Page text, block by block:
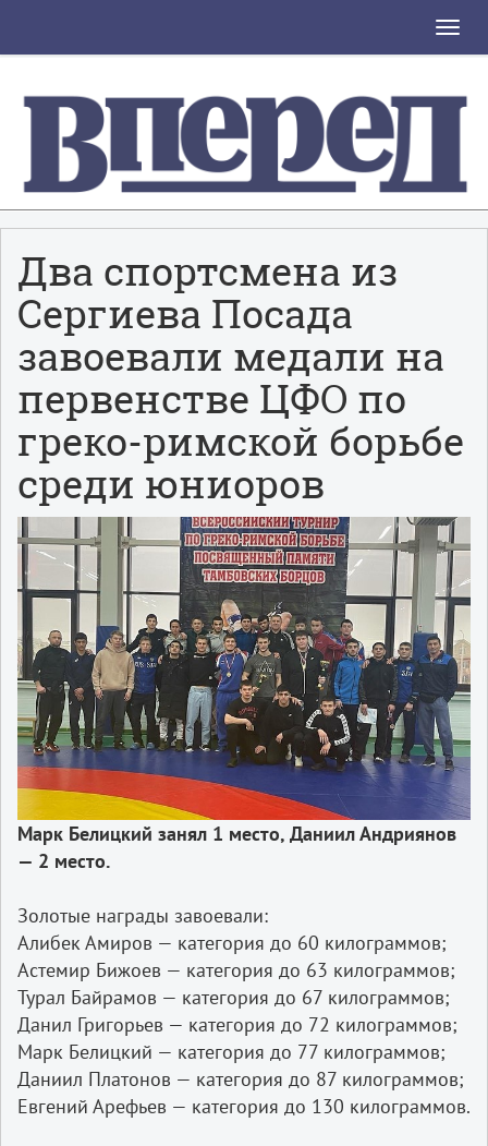
Toggle
Два спортсмена из
Сергиева Посада
завоевали медали на
первенстве ЦФО по
греко-римской борьбе
среди юниоров
Марк Белицкий занял 1 место, Даниил Андриянов
— 2 место.
Золотые награды завоевали:
Алибек Амиров — категория до 60 килограммов;
Астемир Бижоев — категория до 63 килограммов;
Турал Байрамов — категория до 67 килограммов;
Данил Григорьев — категория до 72 килограммов;
Марк Белицкий — категория до 77 килограммов;
Даниил Платонов — категория до 87 килограммов;
Евгений Арефьев — категория до 130 килограммов.